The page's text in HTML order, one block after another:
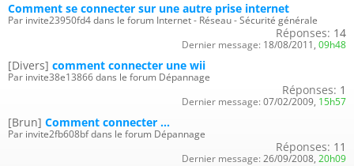
Comment se connecter sur une autre prise internet
Par invite23950fd4 dans le forum Internet - Réseau - Sécurité générale
Réponses: 14
Dernier message: 18/08/2011, 09h48
[Divers] comment connecter une wii
Par invite38e13866 dans le forum Dépannage
Réponses: 1
Dernier message: 07/02/2009, 15h57
[Brun] Comment connecter ...
Par invite2fb608bf dans le forum Dépannage
Réponses: 11
Dernier message: 26/09/2008, 20h09